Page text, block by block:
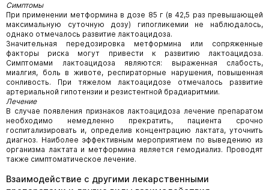
Симптомы
При применении метформина в дозе 85 г (в 42,5 раз превышающей
максимальную суточную дозу) гипогликемии не наблюдалось,
однако отмечалось развитие лактоацидоза.
Значительная передозировка метформина или сопряженные
факторы риска могут привести к развитию лактоацидоза.
Симптомами лактоацидоза являются: выраженная слабость,
миалгия, боль в животе, респираторные нарушения, повышенная
сонливость. При тяжелом лактоацидозе отмечалось развитие
артериальной гипотензии и резистентной брадиаритмии.
Лечение
В случае появления признаков лактоацидоза лечение препаратом
необходимо немедленно прекратить, пациента срочно
госпитализировать и, определив концентрацию лактата, уточнить
диагноз. Наиболее эффективным мероприятием по выведению из
организма лактата и метформина является гемодиализ. Проводят
также симптоматическое лечение.
Взаимодействие с другими лекарственными